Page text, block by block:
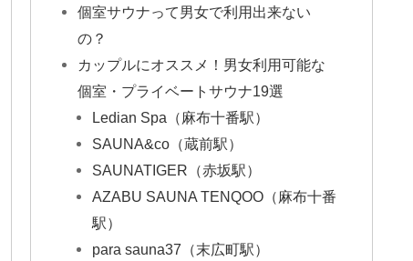
個室サウナって男女で利用出来ない
の？
カップルにオススメ！男女利用可能な
個室・プライベートサウナ19選
Ledian Spa（麻布十番駅）
SAUNA&co（蔵前駅）
SAUNATIGER（赤坂駅）
AZABU SAUNA TENQOO（麻布十番
駅）
para sauna37（末広町駅）